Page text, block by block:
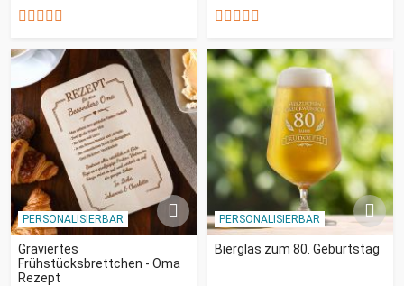
PERSONALISIERBAR
Graviertes
Frühstücksbrettchen - Oma
Rezept
PERSONALISIERBAR
Bierglas zum 80. Geburtstag